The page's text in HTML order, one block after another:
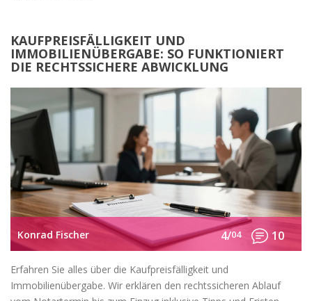
KAUFPREISFÄLLIGKEIT UND
IMMOBILIENÜBERGABE: SO FUNKTIONIERT
DIE RECHTSSICHERE ABWICKLUNG
Konrad Fischer 4/04 10
Erfahren Sie alles über die Kaufpreisfälligkeit und
Immobilienübergabe. Wir erklären den rechtssicheren Ablauf